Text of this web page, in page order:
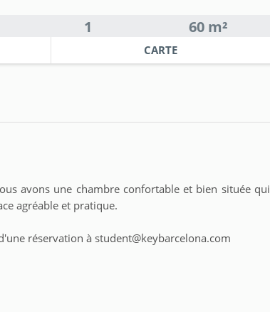
1 60 m²
CARTE
avons une chambre confortable et bien située qui
agréable et pratique.
réservation à student@keybarcelona.com